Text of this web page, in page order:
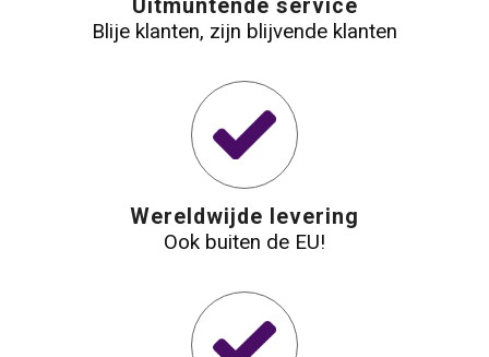
Waterbestendige tassen
Goodiebags
Uitmuntende service
Blije klanten, zijn blijvende klanten
Wereldwijde levering
Ook buiten de EU!